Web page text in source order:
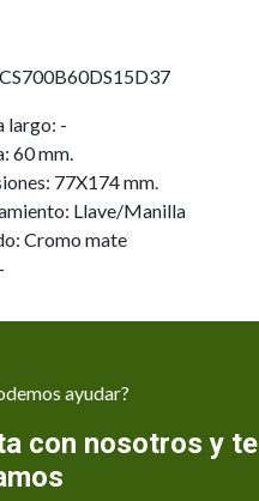
largo: -
60 mm.
77X174 mm.
Llave/Manilla
Cromo mate
ayudar?
con nosotros y te